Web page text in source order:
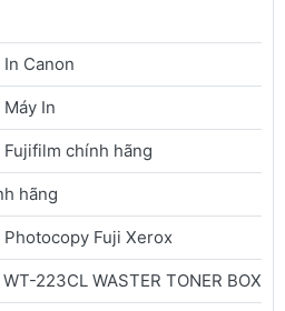
Canon
In
chính hãng
hãng
Fuji Xerox
223CL WASTER TONER BOX